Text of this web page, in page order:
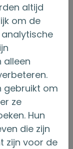
altijd
om de
alleen
gebruikt om
ze
Hun
die zijn
zijn voor de